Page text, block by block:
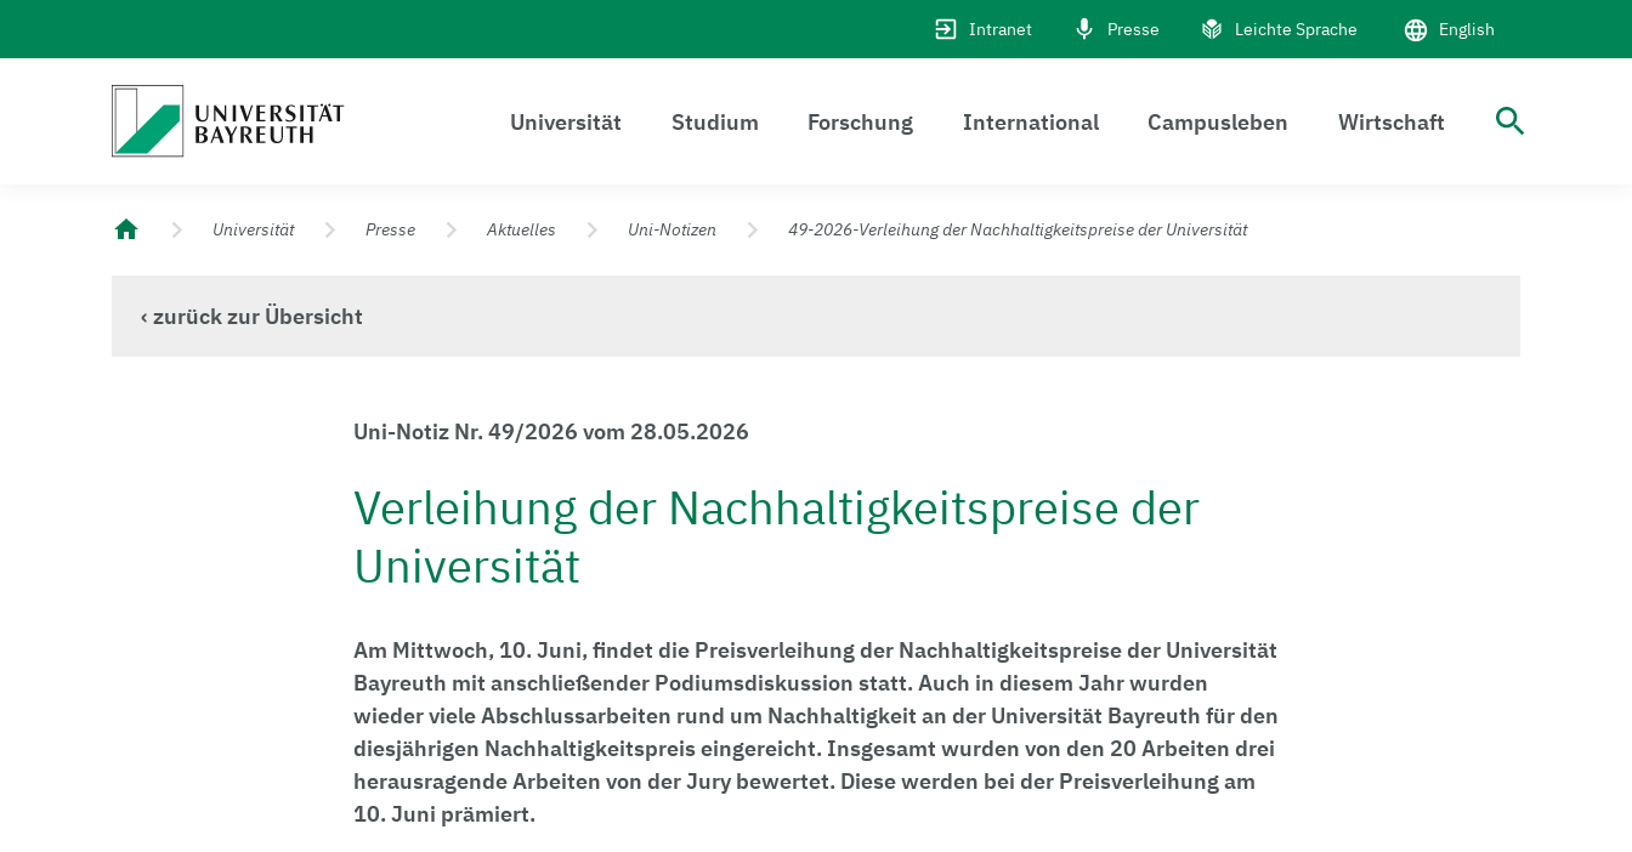
Intranet Presse Leichte Sprache English
Logo Universität Bayreuth
Universität Studium Forschung International Campusleben Wirtschaft
Universität Bayreuth – Deine Top-Campus-Uni
Universität Presse Aktuelles Uni-Notizen 49-2026-Verleihung der Nachhaltigkeitspreise der Universität
‹ zurück zur Übersicht
Uni-Notiz Nr. 49/2026 vom 28.05.2026
Verleihung der Nachhaltigkeitspreise der
Universität
Am Mittwoch, 10. Juni, findet die Preisverleihung der Nachhaltigkeitspreise der Universität
Bayreuth mit anschließender Podiumsdiskussion statt. Auch in diesem Jahr wurden
wieder viele Abschlussarbeiten rund um Nachhaltigkeit an der Universität Bayreuth für den
diesjährigen Nachhaltigkeitspreis eingereicht. Insgesamt wurden von den 20 Arbeiten drei
herausragende Arbeiten von der Jury bewertet. Diese werden bei der Preisverleihung am
10. Juni prämiert.